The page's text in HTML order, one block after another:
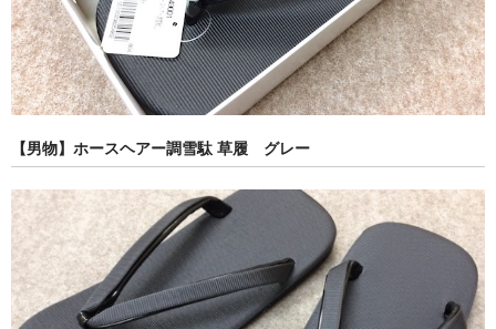
【男物】ホースヘアー調雪駄 草履 グレー